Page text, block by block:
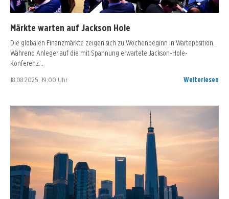
Märkte warten auf Jackson Hole
Die globalen Finanzmärkte zeigen sich zu Wochenbeginn in Warteposition.
Während Anleger auf die mit Spannung erwartete Jackson-Hole-
Konferenz…
18.08.2025, 19:00 Uhr Weiterlesen